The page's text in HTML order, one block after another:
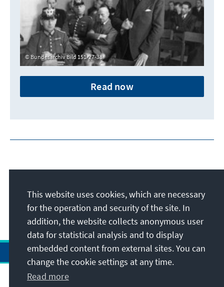
Bundesarchiv Bild 151-27-38
Read now
This website uses cookies, which are necessary
for the operation and security of the site. In
addition, the website collects anonymous user
data for statistical analysis and to display
embedded content from external sites. You can
change the cookie settings at any time.
Read more